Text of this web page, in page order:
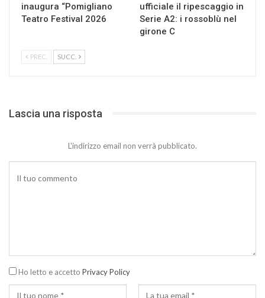
inaugura “Pomigliano
Teatro Festival 2026
ufficiale il ripescaggio in
Serie A2: i rossoblù nel
girone C
PREC. SUCC.
Lascia una risposta
L'indirizzo email non verrà pubblicato.
Ho letto e accetto Privacy Policy